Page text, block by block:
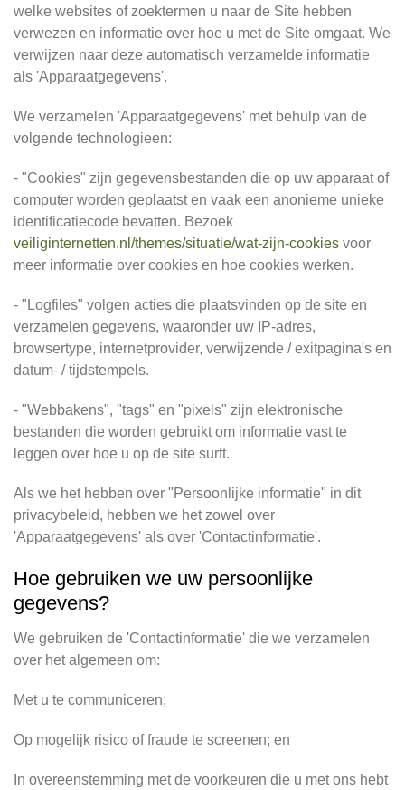
welke websites of zoektermen u naar de Site hebben
verwezen en informatie over hoe u met de Site omgaat. We
verwijzen naar deze automatisch verzamelde informatie
als 'Apparaatgegevens'.
We verzamelen 'Apparaatgegevens' met behulp van de
volgende technologieen:
- "Cookies" zijn gegevensbestanden die op uw apparaat of
computer worden geplaatst en vaak een anonieme unieke
identificatiecode bevatten. Bezoek
veiliginternetten.nl/themes/situatie/wat-zijn-cookies voor
meer informatie over cookies en hoe cookies werken.
- "Logfiles" volgen acties die plaatsvinden op de site en
verzamelen gegevens, waaronder uw IP-adres,
browsertype, internetprovider, verwijzende / exitpagina's en
datum- / tijdstempels.
- "Webbakens", "tags" en "pixels" zijn elektronische
bestanden die worden gebruikt om informatie vast te
leggen over hoe u op de site surft.
Als we het hebben over "Persoonlijke informatie" in dit
privacybeleid, hebben we het zowel over
'Apparaatgegevens' als over 'Contactinformatie'.
Hoe gebruiken we uw persoonlijke
gegevens?
We gebruiken de 'Contactinformatie' die we verzamelen
over het algemeen om:
Met u te communiceren;
Op mogelijk risico of fraude te screenen; en
In overeenstemming met de voorkeuren die u met ons hebt